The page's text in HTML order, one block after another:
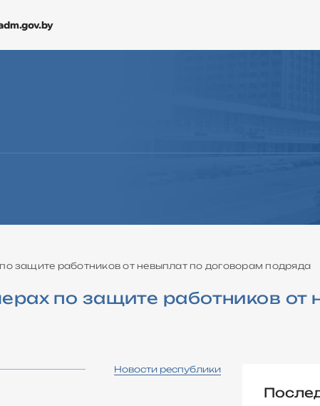
ДЛЯ ОБРАЩЕНИЙ
защите работников от невыплат по договорам подряда
по защите работников от
Новости республики